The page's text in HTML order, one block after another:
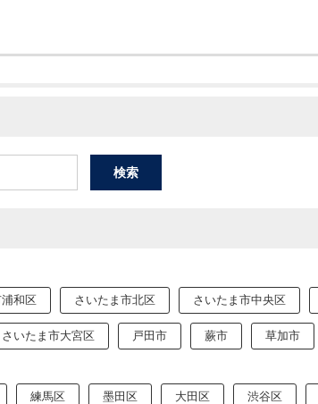
和区 さいたま市北区 さいたま市中央区
さいたま市大宮区 戸田市 蕨市 草加市
練馬区 墨田区 大田区 渋谷区